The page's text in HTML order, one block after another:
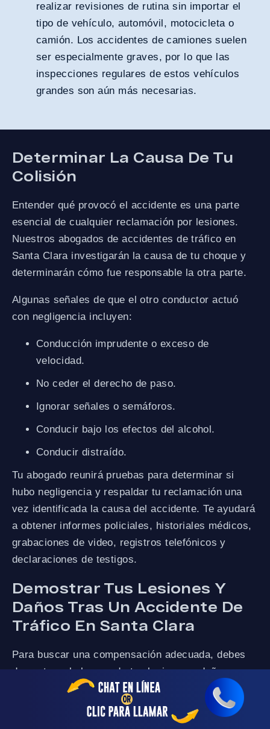
realizar revisiones de rutina sin importar el
tipo de vehículo, automóvil, motocicleta o
camión. Los accidentes de camiones suelen
ser especialmente graves, por lo que las
inspecciones regulares de estos vehículos
grandes son aún más necesarias.
Determinar La Causa De Tu
Colisión
Entender qué provocó el accidente es una parte
esencial de cualquier reclamación por lesiones.
Nuestros abogados de accidentes de tráfico en
Santa Clara investigarán la causa de tu choque y
determinarán cómo fue responsable la otra parte.
Algunas señales de que el otro conductor actuó
con negligencia incluyen:
Conducción imprudente o exceso de
velocidad.
No ceder el derecho de paso.
Ignorar señales o semáforos.
Conducir bajo los efectos del alcohol.
Conducir distraído.
Tu abogado reunirá pruebas para determinar si
hubo negligencia y respaldar tu reclamación una
vez identificada la causa del accidente. Te ayudará
a obtener informes policiales, historiales médicos,
grabaciones de video, registros telefónicos y
declaraciones de testigos.
Demostrar Tus Lesiones Y
Daños Tras Un Accidente De
Tráfico En Santa Clara
Para buscar una compensación adecuada, debes
demostrar el alcance de tus lesiones y daños.
Nuestros abogados de accidentes de tráfico en
Santa Clara reunirán pruebas de tus pérdidas,
como facturas médicas y salarios no percibidos.